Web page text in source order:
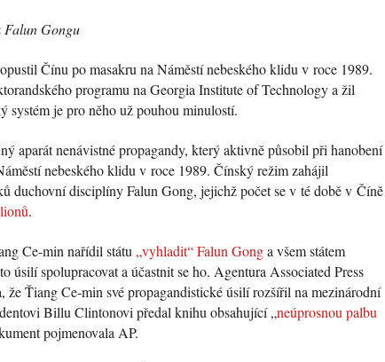
Falun Gongu
Čínu po masakru na Náměstí nebeského klidu v roce 1989.
programu na Georgia Institute of Technology a žil
systém je pro něho už pouhou minulostí.
aparát nenávistné propagandy, který aktivně působil při hanobení
nebeského klidu v roce 1989. Čínský režim zahájil
duchovní disciplíny Falun Gong, jejichž počet se v té době v Číně
.
Ce-min nařídil státu„vyhladit“ Falun Gonga všem státem
úsilí spolupracovat a účastnit se ho. Agentura Associated Press
že Ťiang Ce-min své propagandistické úsilí rozšířil na mezinárodní
Billu Clintonovi předal knihu obsahující „neúprosnou palbu
pojmenovala AP.